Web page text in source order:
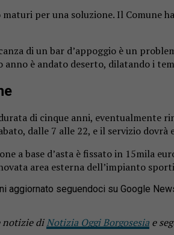
per una soluzione. Il Comune
di un bar d’appoggio è un
anno è andato deserto, dilatando i
di cinque anni, eventualmente
dalle 7 alle 22, e il servizio
a base d’asta è fissato in 15mila
area esterna dell’impianto
aggiornato seguendoci su Google
notizie diNotizia Oggi Borgosesia e